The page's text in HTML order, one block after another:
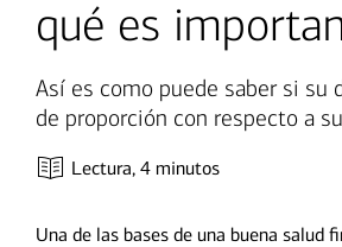
qué es
Así es como puede saber si su
de proporción con respecto a
Lectura, 4 minutos
Una de las bases de una buena salud